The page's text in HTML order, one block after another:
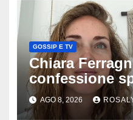
GOSSIP E TV
Chiara
confessione
mio ex voleva
il seno». Poi
AGO 8, 2026